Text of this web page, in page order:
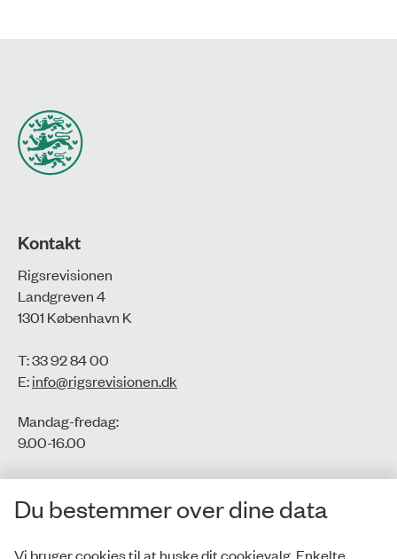
Kontakt
Rigsrevisionen
Landgreven 4
1301 København K
T: 33 92 84 00
E:info@rigsrevisionen.dk
Mandag-fredag:
9.00-16.00​
CVR-nr.: 77806113
EAN-nr.: 5798000016002
Du bestemmer over dine data
Vi bruger cookies til at huske dit cookievalg. Enkelte